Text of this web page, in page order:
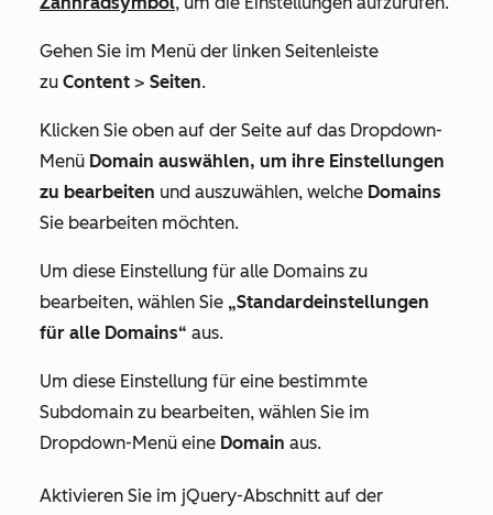
Gehen Sie im Menü der linken Seitenleiste
zu Content > Seiten.
Klicken Sie oben auf der Seite auf das Dropdown-
Menü Domain auswählen, um ihre Einstellungen
zu bearbeiten und auszuwählen, welche Domains
Sie bearbeiten möchten.
Um diese Einstellung für alle Domains zu
bearbeiten, wählen Sie „Standardeinstellungen
für alle Domains“ aus.
Um diese Einstellung für eine bestimmte
Subdomain zu bearbeiten, wählen Sie im
Dropdown-Menü eine Domain aus.
Aktivieren Sie im jQuery-Abschnitt auf der